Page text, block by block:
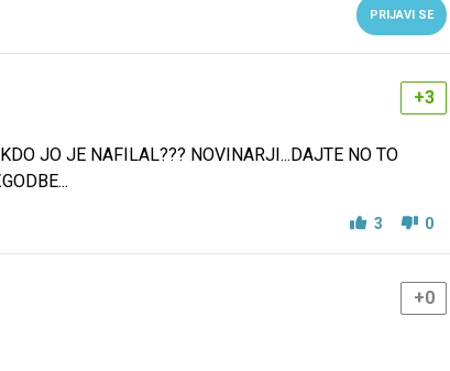
PRIJAVI SE
+3
JO JE NAFILAL??? NOVINARJI...DAJTE NO TO
3 0
+0